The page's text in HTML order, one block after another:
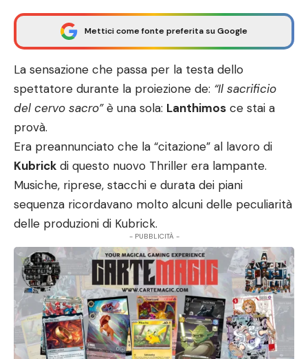
Mettici come fonte preferita su Google
La sensazione che passa per la testa dello
spettatore durante la proiezione de: “Il sacrificio
del cervo sacro”è una sola: Lanthimos ce stai a
provà.
Era preannunciato che la “citazione” al lavoro di
Kubrick di questo nuovo Thriller era lampante.
Musiche, riprese, stacchi e durata dei piani
sequenza ricordavano molto alcuni delle peculiarità
delle produzioni di Kubrick.
- PUBBLICITÀ -